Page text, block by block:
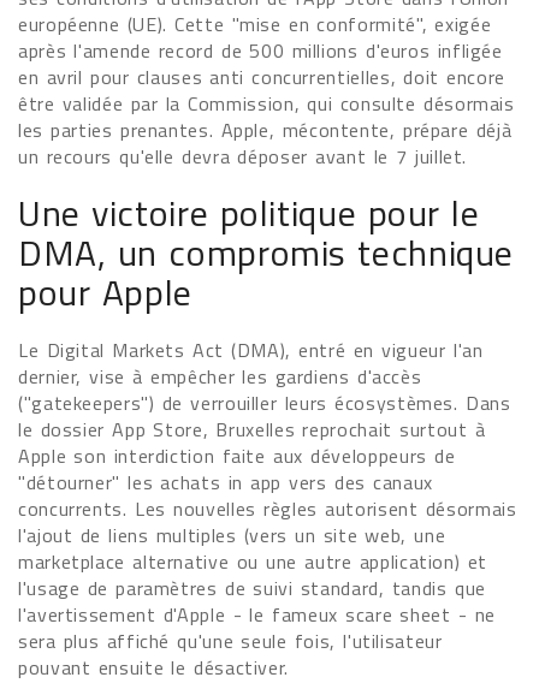
européenne (UE). Cette "mise en conformité", exigée
après l'amende record de 500 millions d'euros infligée
en avril pour clauses anti concurrentielles, doit encore
être validée par la Commission, qui consulte désormais
les parties prenantes. Apple, mécontente, prépare déjà
un recours qu'elle devra déposer avant le 7 juillet.
Une victoire politique pour le
DMA, un compromis technique
pour Apple
Le Digital Markets Act (DMA), entré en vigueur l'an
dernier, vise à empêcher les gardiens d'accès
("gatekeepers") de verrouiller leurs écosystèmes. Dans
le dossier App Store, Bruxelles reprochait surtout à
Apple son interdiction faite aux développeurs de
"détourner" les achats in app vers des canaux
concurrents. Les nouvelles règles autorisent désormais
l'ajout de liens multiples (vers un site web, une
marketplace alternative ou une autre application) et
l'usage de paramètres de suivi standard, tandis que
l'avertissement d'Apple - le fameux scare sheet - ne
sera plus affiché qu'une seule fois, l'utilisateur
pouvant ensuite le désactiver.